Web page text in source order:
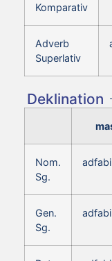
Komparativ
Adverb
Superlativ
Deklination
Nom.
Sg.
Gen.
Sg.